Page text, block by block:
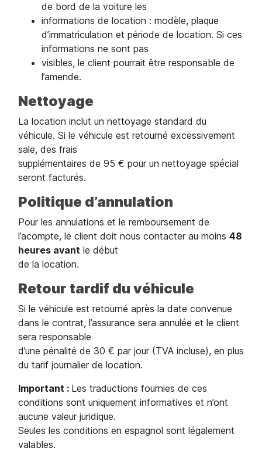
de bord de la voiture les
informations de location : modèle, plaque
d’immatriculation et période de location. Si ces
informations ne sont pas
visibles, le client pourrait être responsable de
l’amende.
Nettoyage
La location inclut un nettoyage standard du
véhicule. Si le véhicule est retourné excessivement
sale, des frais
supplémentaires de 95 € pour un nettoyage spécial
seront facturés.
Politique d’annulation
Pour les annulations et le remboursement de
l’acompte, le client doit nous contacter au moins 48
heures avant le début
de la location.
Retour tardif du véhicule
Si le véhicule est retourné après la date convenue
dans le contrat, l’assurance sera annulée et le client
sera responsable
d’une pénalité de 30 € par jour (TVA incluse), en plus
du tarif journalier de location.
Important : Les traductions fournies de ces
conditions sont uniquement informatives et n’ont
aucune valeur juridique.
Seules les conditions en espagnol sont légalement
valables.